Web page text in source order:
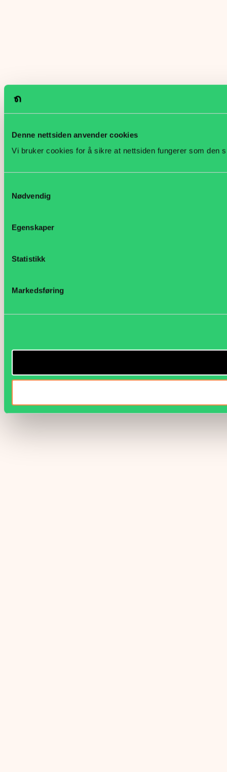
Denne nettsiden anvender cookies
Vi bruker cookies for å sikre at nettsiden fungerer som den
Nødvendig
Egenskaper
Statistikk
Markedsføring